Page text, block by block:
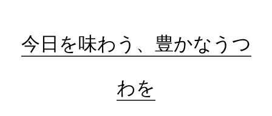
今日を味わう、豊かなうつ
わを